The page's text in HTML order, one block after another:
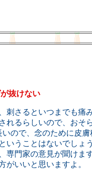
抜けない
刺さるといつまでも痛
れるらしいので、おそ
ので、念のために皮
いうことはないでしょう
専門家の意見が聞けます
がいいと思いますよ。